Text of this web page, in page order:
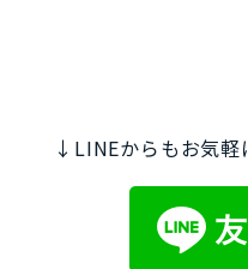
↓LINEからもお気軽